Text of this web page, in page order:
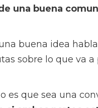
una buena
buena idea
sobre lo que va a
es que sea una